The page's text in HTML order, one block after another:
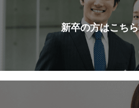
新卒の方はこちら